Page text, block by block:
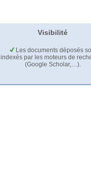
Visibilité
Les documents déposés
indexés par les moteurs de
(Google Scholar,…).